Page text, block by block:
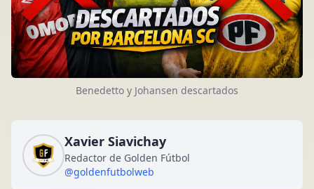
Benedetto y Johansen descartados
Xavier Siavichay
Redactor de Golden Fútbol
@goldenfutbolweb